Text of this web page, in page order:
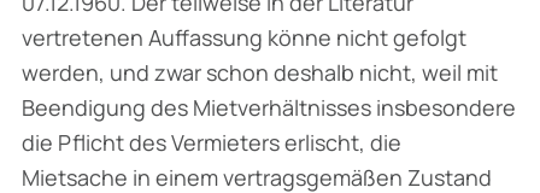
vertretenen Auffassung könne nicht gefolgt
werden, und zwar schon deshalb nicht, weil mit
Beendigung des Mietverhältnisses insbesondere
die Pflicht des Vermieters erlischt, die
Mietsache in einem vertragsgemäßen Zustand